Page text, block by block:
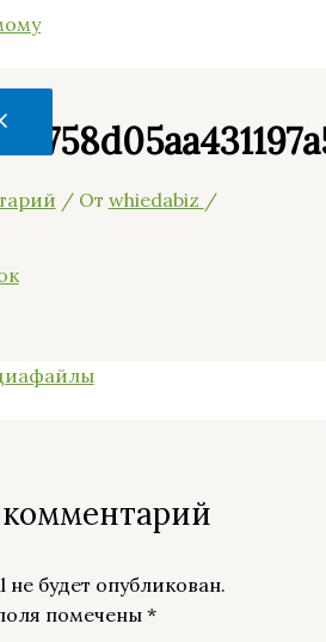
/ От whiedabiz /
будет опубликован.
помечены *